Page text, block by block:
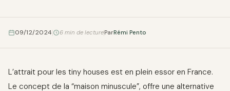
09/12/2024 6 min de lectureParRémi Pento
L’attrait pour les tiny houses est en plein essor en France.
Le concept de la “maison minuscule”, offre une alternative